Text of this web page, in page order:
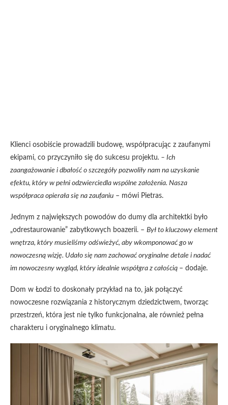
Klienci osobiście prowadzili budowę, współpracując z zaufanymi
ekipami, co przyczyniło się do sukcesu projektu. – Ich
zaangażowanie i dbałość o szczegóły pozwoliły nam na uzyskanie
efektu, który w pełni odzwierciedla wspólne założenia. Nasza
współpraca opierała się na zaufaniu – mówi Pietras.
Jednym z największych powodów do dumy dla architektki było
„odrestaurowanie” zabytkowych boazerii. – Był to kluczowy element
wnętrza, który musieliśmy odświeżyć, aby wkomponować go w
nowoczesną wizję. Udało się nam zachować oryginalne detale i nadać
im nowoczesny wygląd, który idealnie współgra z całością – dodaje.
Dom w Łodzi to doskonały przykład na to, jak połączyć
nowoczesne rozwiązania z historycznym dziedzictwem, tworząc
przestrzeń, która jest nie tylko funkcjonalna, ale również pełna
charakteru i oryginalnego klimatu.